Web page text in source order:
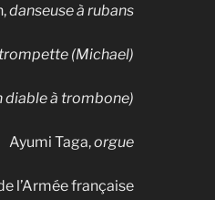
danseuse à rubans
trompette (Michael)
diable à trombone)
Ayumi Taga,orgue
l’Armée française